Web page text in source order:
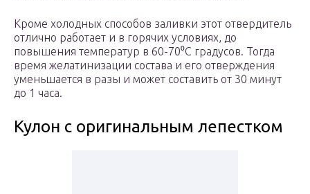
Кроме холодных способов заливки этот отвердитель
отлично работает и в горячих условиях, до
повышения температур в 60-70⁰С градусов. Тогда
время желатинизации состава и его отверждения
уменьшается в разы и может составить от 30 минут
до 1 часа.
Кулон с оригинальным лепестком